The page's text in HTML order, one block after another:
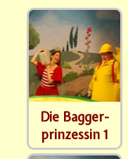
Die Bagger-
prinzessin 1